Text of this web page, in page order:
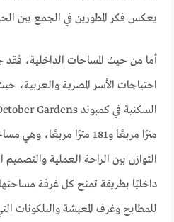
يعكس فكر المطورين في الجمع بين
أما من حيث المساحات الداخلية،
احتياجات الأسر المصرية والعربية،
مترًا مربعًا و181 مترًا
التوازن بين الراحة العملية
داخليًا بطريقة تمنح كل غرفة
للمطابخ وغرف المعيشة والبلكونات